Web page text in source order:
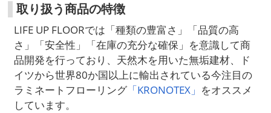
取り扱う商品の特徴
LIFE UP FLOORでは「種類の豊富さ」「品質の高
さ」「安全性」「在庫の充分な確保」を意識して商
品開発を行っており、天然木を用いた無垢建材、ド
イツから世界80か国以上に輸出されている今注目の
ラミネートフローリング「KRONOTEX」 をオススメ
しています。